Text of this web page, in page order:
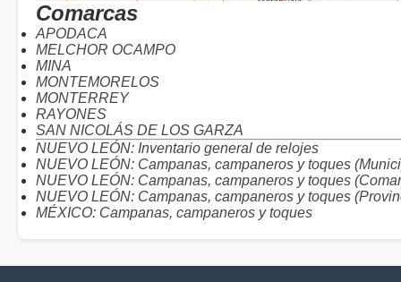
Comarcas
APODACA
MELCHOR OCAMPO
MINA
MONTEMORELOS
MONTERREY
RAYONES
SAN NICOLÁS DE LOS GARZA
NUEVO LEÓN: Inventario general de relojes
NUEVO LEÓN: Campanas, campaneros y toques
NUEVO LEÓN: Campanas, campaneros y toques
NUEVO LEÓN: Campanas, campaneros y toques
MÉXICO: Campanas, campaneros y toques